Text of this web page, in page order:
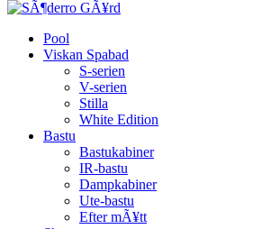
Pool
Viskan Spabad
S-serien
V-serien
Stilla
White Edition
Bastu
Bastukabiner
IR-bastu
Dampkabiner
Ute-bastu
Efter mÃ¥tt